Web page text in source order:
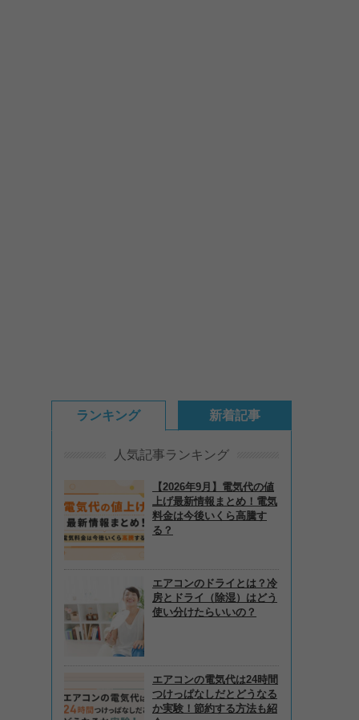
ランキング
人気記事ランキング
【2026年9月】電気代の値
上げ最新情報まとめ！電気
料金は今後いくら高騰す
る？
エアコンのドライとは？冷
房とドライ（除湿）はどう
使い分けたらいいの？
エアコンの電気代は24時間
つけっぱなしだとどうなる
か実験！節約する方法も紹
新着記事